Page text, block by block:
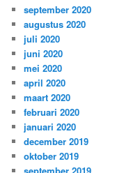
september 2020
augustus 2020
juli 2020
juni 2020
mei 2020
april 2020
maart 2020
februari 2020
januari 2020
december 2019
oktober 2019